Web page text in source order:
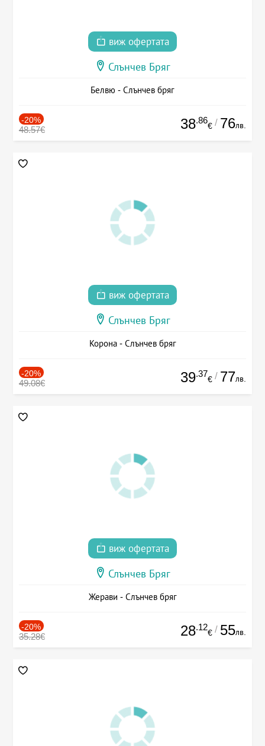
виж офертата
Слънчев Бряг
Белвю - Слънчев бряг
-20%
48.57€ 38.86
€ / 76лв.
виж офертата
Слънчев Бряг
Корона - Слънчев бряг
-20%
49.08€ 39.37
€ / 77лв.
виж офертата
Слънчев Бряг
Жерави - Слънчев бряг
-20%
35.28€ 28.12
€ / 55лв.